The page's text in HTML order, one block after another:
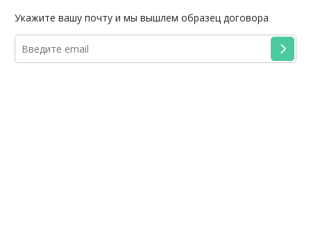
Укажите вашу почту и мы вышлем образец договора